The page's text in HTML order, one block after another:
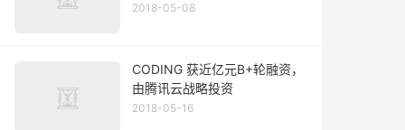
2018-05-08
CODING 获近亿元B+轮融资，
由腾讯云战略投资
2018-05-16